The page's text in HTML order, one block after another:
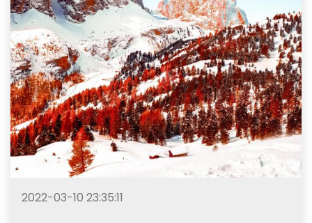
2022-03-10 23:35:11